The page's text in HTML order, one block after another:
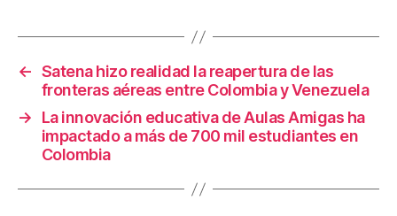
o
k
← Satena hizo realidad la reapertura de las
fronteras aéreas entre Colombia y Venezuela
→
La innovación educativa de Aulas Amigas ha
impactado a más de 700 mil estudiantes en
Colombia